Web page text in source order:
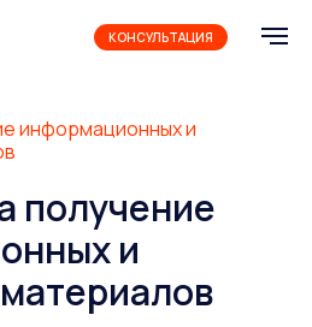
КОНСУЛЬТАЦИЯ
информационных и
получение
и